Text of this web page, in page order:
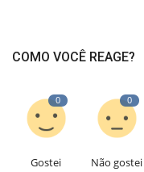
COMO VOCÊ REAGE?
0
Gostei
0
Não gostei